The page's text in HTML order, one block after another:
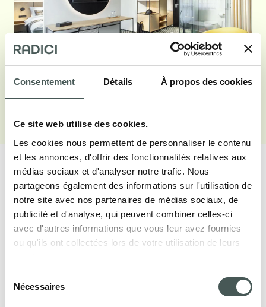
Consentement Détails À propos des cookies
Ce site web utilise des cookies.
Les cookies nous permettent de personnaliser le contenu
et les annonces, d'offrir des fonctionnalités relatives aux
médias sociaux et d'analyser notre trafic. Nous
partageons également des informations sur l'utilisation de
notre site avec nos partenaires de médias sociaux, de
publicité et d'analyse, qui peuvent combiner celles-ci
avec d'autres informations que vous leur avez fournies
ou qu'ils ont collectées lors de votre utilisation de leurs
services.
Nécessaires
Nos produits
Découvrez nos revêtements de sol textiles
pour le secteur Contract et Résidentiel, et
élégance.